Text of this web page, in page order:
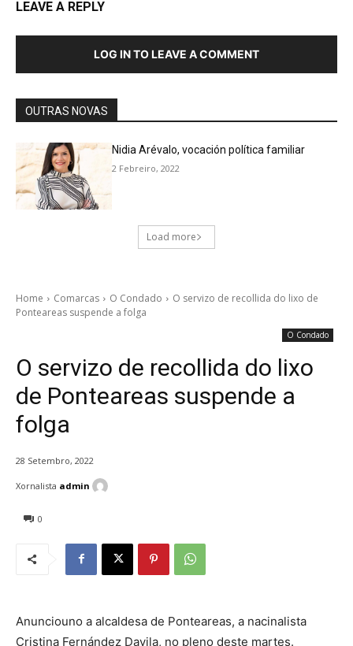
LEAVE A REPLY
LOG IN TO LEAVE A COMMENT
OUTRAS NOVAS
Nidia Arévalo, vocación política familiar
2 Febreiro, 2022
Load more